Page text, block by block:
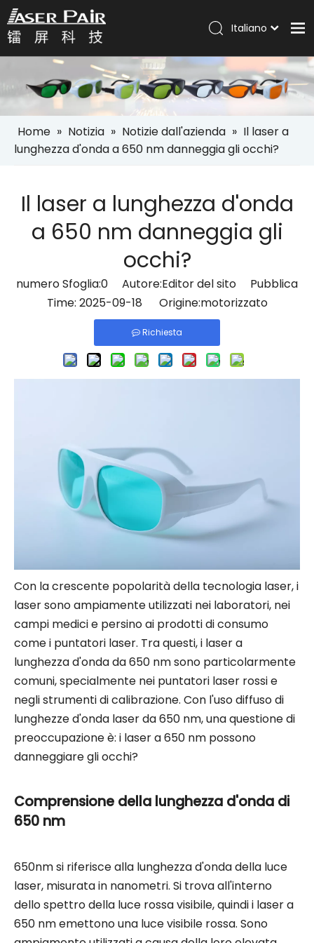
Prodotti
Soluzioni
Azienda
Notizia
Contatto
Italiano
Español
Pусский
English
Home » Notizia » Notizie dall'azienda » Il laser a
lunghezza d'onda a 650 nm danneggia gli occhi?
Il laser a lunghezza d'onda
a 650 nm danneggia gli
occhi?
numero Sfoglia:0 Autore:Editor del sito Pubblica
Time: 2025-09-18 Origine:motorizzato
Richiesta
Con la crescente popolarità della tecnologia laser, i
laser sono ampiamente utilizzati nei laboratori, nei
campi medici e persino ai prodotti di consumo
come i puntatori laser. Tra questi, i laser a
lunghezza d'onda da 650 nm sono particolarmente
comuni, specialmente nei puntatori laser rossi e
negli strumenti di calibrazione. Con l'uso diffuso di
lunghezze d'onda laser da 650 nm, una questione di
preoccupazione è: i laser a 650 nm possono
danneggiare gli occhi?
Comprensione della lunghezza d'onda di
650 nm
650nm si riferisce alla lunghezza d'onda della luce
laser, misurata in nanometri. Si trova all'interno
dello spettro della luce rossa visibile, quindi i laser a
650 nm emettono una luce visibile rossa. Sono